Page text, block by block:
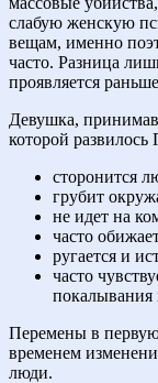
слабую женскую
вещам, именно
часто. Разница
проявляется
Девушка,
которой развилось
сторонится
грубит
не идет на
часто
ругается и
часто
покалывания
Перемены в
временем
люди.